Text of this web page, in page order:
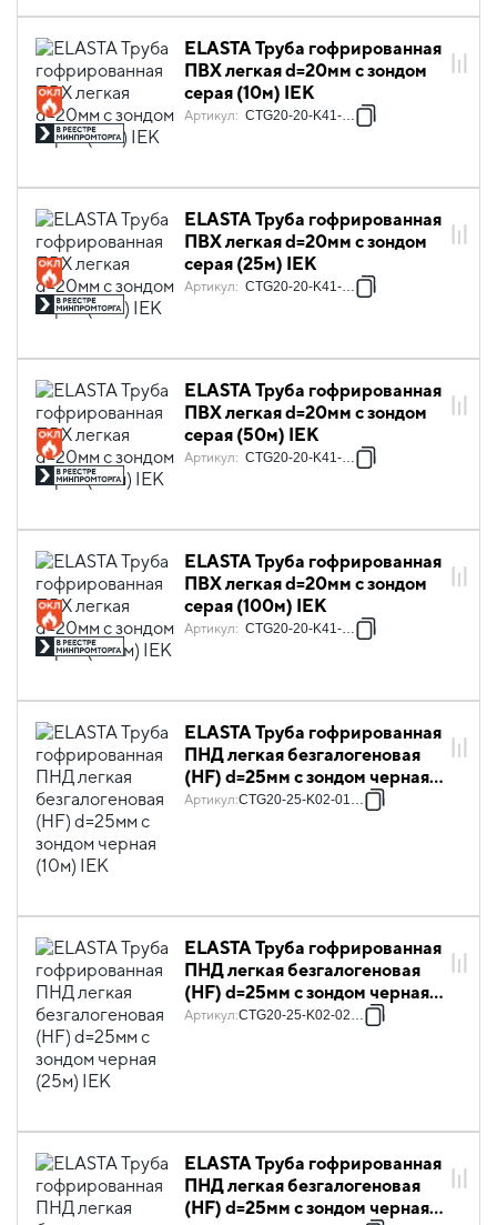
ELASTA Труба гофрированная
ПВХ легкая d=20мм с зондом
серая (10м) IEK
Артикул: CTG20-20-K41-010I
ELASTA Труба гофрированная
ПВХ легкая d=20мм с зондом
серая (25м) IEK
Артикул: CTG20-20-K41-025I
ELASTA Труба гофрированная
ПВХ легкая d=20мм с зондом
серая (50м) IEK
Артикул: CTG20-20-K41-050I
ELASTA Труба гофрированная
ПВХ легкая d=20мм с зондом
серая (100м) IEK
Артикул: CTG20-20-K41-100I
ELASTA Труба гофрированная
ПНД легкая безгалогеновая
(HF) d=25мм с зондом черная
(10м) IEK
Артикул:CTG20-25-K02-010-1
ELASTA Труба гофрированная
ПНД легкая безгалогеновая
(HF) d=25мм с зондом черная
(25м) IEK
Артикул:CTG20-25-K02-025-1
ELASTA Труба гофрированная
ПНД легкая безгалогеновая
(HF) d=25мм с зондом черная